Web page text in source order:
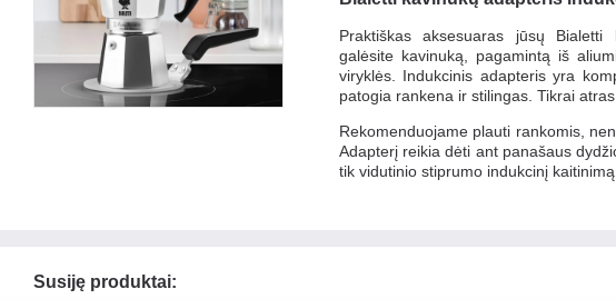
Praktiškas aksesuaras jūsų
galėsite kavinuką, pagamintą iš
viryklės. Indukcinis adapteris yra
patogia rankena ir stilingas. Tikrai
Rekomenduojame plauti rankomis,
Adapterį reikia dėti ant panašaus
tik vidutinio stiprumo indukcinį
Susiję produktai: